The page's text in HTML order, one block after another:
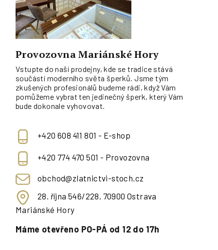
Provozovna Mariánské Hory
Vstupte do naší prodejny, kde se tradice stává
součástí moderního světa šperků. Jsme tým
zkušených profesionálů budeme rádi, když Vám
pomůžeme vybrat ten jedinečný šperk, který Vám
bude dokonale vyhovovat.
+420 608 411 801 - E-shop
+420 774 470 501 - Provozovna
obchod@zlatnictvi-stoch.cz
28. října 546/228, 70900 Ostrava
Mariánské Hory
Máme otevřeno PO-PÁ od 12 do 17h